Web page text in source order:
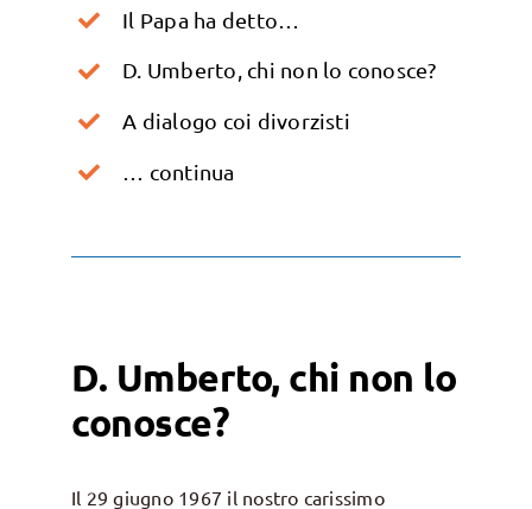
Il Papa ha detto…
D. Umberto, chi non lo conosce?
A dialogo coi divorzisti
… continua
D. Umberto, chi non lo
conosce?
Il 29 giugno 1967 il nostro carissimo